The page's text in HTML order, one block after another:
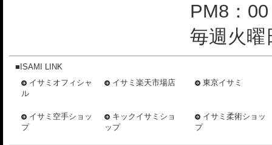
PM8：
毎週火曜
■ISAMI LINK
イサミオフィシャ
ル
イサミ楽天市場店 東京イサミ
イサミ空手ショッ
プ
キックイサミショ
ップ
イサミ柔術ショッ
プ